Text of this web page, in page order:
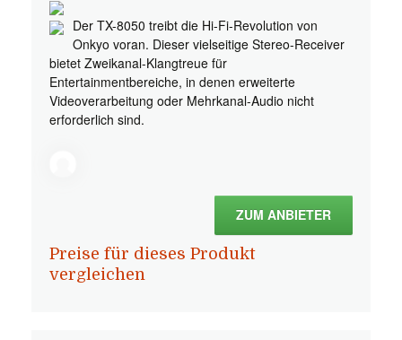
Der TX-8050 treibt die Hi-Fi-Revolution von
Onkyo voran. Dieser vielseitige Stereo-Receiver
bietet Zweikanal-Klangtreue für
Entertainmentbereiche, in denen erweiterte
Videoverarbeitung oder Mehrkanal-Audio nicht
erforderlich sind.
ZUM ANBIETER
Preise für dieses Produkt
vergleichen